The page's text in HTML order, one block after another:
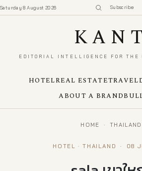
Saturday 8 August 2026 Subscribe
KANT
EDITORIAL INTELLIGENCE FOR THE
HOTELREAL ESTATETRAVEL
ABOUT A BRAND
HOME ·THAILAND
HOTEL · THAILAND · 08